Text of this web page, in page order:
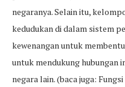
negaranya. Selain itu,
kedudukan di dalam sistem
kewenangan untuk
untuk mendukung hubungan
negara lain. (baca juga: